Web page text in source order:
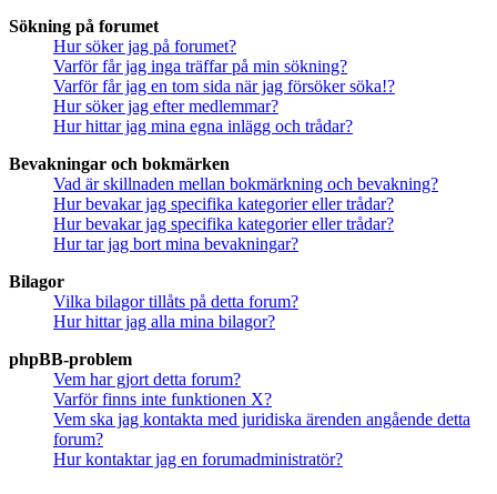
Sökning på forumet
Hur söker jag på forumet?
Varför får jag inga träffar på min sökning?
Varför får jag en tom sida när jag försöker söka!?
Hur söker jag efter medlemmar?
Hur hittar jag mina egna inlägg och trådar?
Bevakningar och bokmärken
Vad är skillnaden mellan bokmärkning och bevakning?
Hur bevakar jag specifika kategorier eller trådar?
Hur bevakar jag specifika kategorier eller trådar?
Hur tar jag bort mina bevakningar?
Bilagor
Vilka bilagor tillåts på detta forum?
Hur hittar jag alla mina bilagor?
phpBB-problem
Vem har gjort detta forum?
Varför finns inte funktionen X?
Vem ska jag kontakta med juridiska ärenden angående detta
forum?
Hur kontaktar jag en forumadministratör?